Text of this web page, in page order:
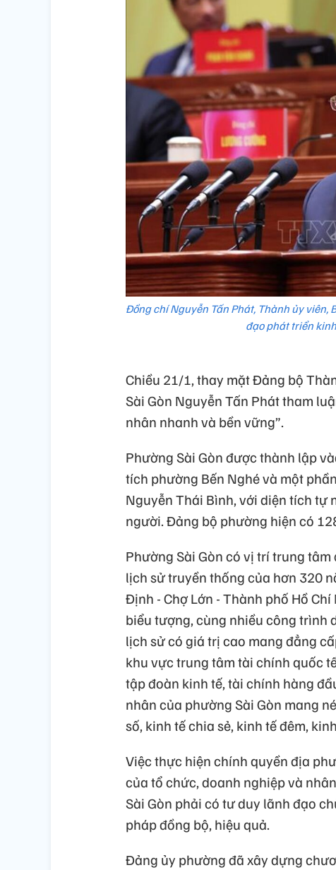
Đồng chí Nguyễn Tấn Phát, Thành ủy
đạo phát triển
Chiều 21/1, thay mặt Đảng bộ
Sài Gòn Nguyễn Tấn Phát tham
nhân nhanh và bền vững”.
Phường Sài Gòn được thành lập
tích phường Bến Nghé và một
Nguyễn Thái Bình, với diện tích tự
người. Đảng bộ phường hiện có
Phường Sài Gòn có vị trí trung
lịch sử truyền thống của hơn 320
Định - Chợ Lớn - Thành phố Hồ
biểu tượng, cùng nhiều công trình
lịch sử có giá trị cao mang đẳng
khu vực trung tâm tài chính quốc
tập đoàn kinh tế, tài chính hàng
nhân của phường Sài Gòn mang
số, kinh tế chia sẻ, kinh tế đêm,
Việc thực hiện chính quyền địa
của tổ chức, doanh nghiệp và
Sài Gòn phải có tư duy lãnh đạo
pháp đồng bộ, hiệu quả.
Đảng ủy phường đã xây dựng